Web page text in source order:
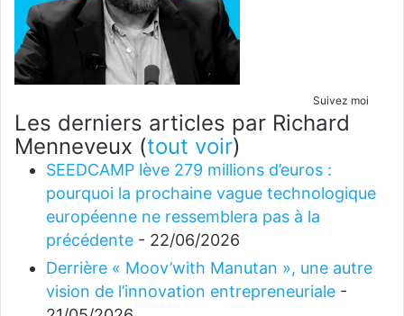
Suivez moi
Les derniers articles par Richard
Menneveux (tout voir)
SEEDCAMP lève 279 millions d’euros :
pourquoi la prochaine vague technologique
européenne ne ressemblera pas à la
précédente - 22/06/2026
Derrière « Moov’with Manutan », une autre
vision de l’innovation entrepreneuriale -